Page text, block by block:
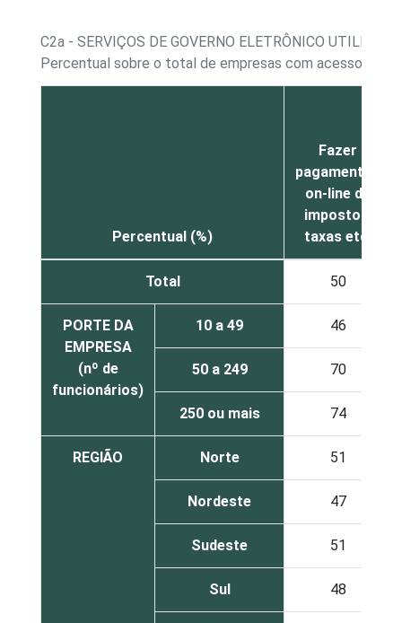
C2a - SERVIÇOS DE GOVERNO ELETRÔNICO
Percentual sobre o total de empresas com acesso à
Percentual (%)
Fazer
pagamentos
on-line de
impostos,
taxas etc
Total 50
PORTE DA
EMPRESA
(nº de
funcionários)
10 a 49 46
50 a 249 70
250 ou mais 74
REGIÃO Norte 51
Nordeste 47
Sudeste 51
Sul 48